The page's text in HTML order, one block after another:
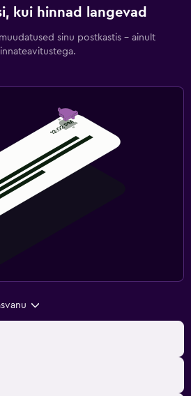
kui hinnad langevad
sinu postkastis – ainult